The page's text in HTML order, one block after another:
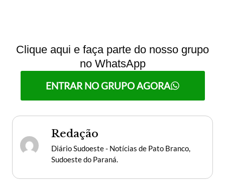
Clique aqui e faça parte do nosso grupo
no WhatsApp
ENTRAR NO GRUPO AGORA
Redação
Diário Sudoeste - Notícias de Pato Branco,
Sudoeste do Paraná.